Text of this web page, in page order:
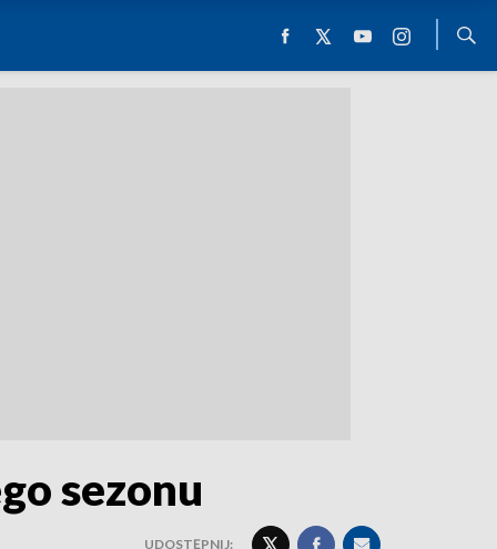
sezonu
UDOSTĘPNIJ: